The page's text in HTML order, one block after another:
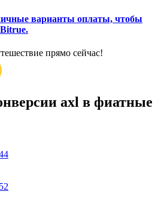
варианты оплаты, чтобы
прямо сейчас!
axl в фиатные